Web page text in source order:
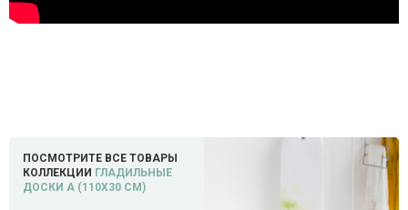
ПОСМОТРИТЕ ВСЕ ТОВАРЫ
КОЛЛЕКЦИИ ГЛАДИЛЬНЫЕ
ДОСКИ A (110Х30 СМ)